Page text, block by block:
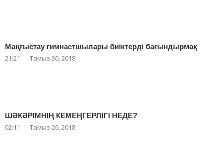
Маңғыстау гимнастшылары биіктерді бағындырмақ
21:21 Тамыз 30, 2018
ШӘКӘРІМНІҢ КЕМЕҢГЕРЛІГІ НЕДЕ?
02:11 Тамыз 26, 2018